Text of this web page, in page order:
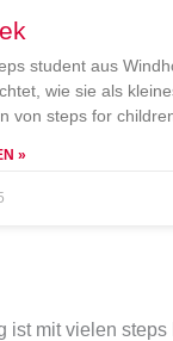
student aus
wie sie als
von steps for
»
ist mit vielen steps